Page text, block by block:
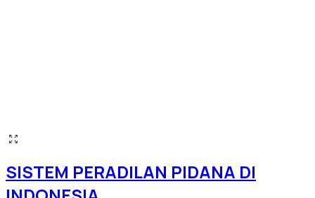
SISTEM PERADILAN PIDANA DI